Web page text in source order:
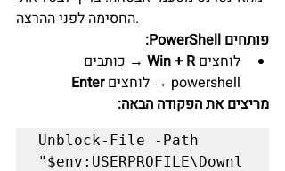
החסימה לפני ההרצה.
פותחים PowerShell:
לוחצים Win + R → כותבים
powershell → לוחצים
Enter
מריצים את הפקודה הבאה:
Unblock-File -Path
"$env:USERPROFILE\Downl